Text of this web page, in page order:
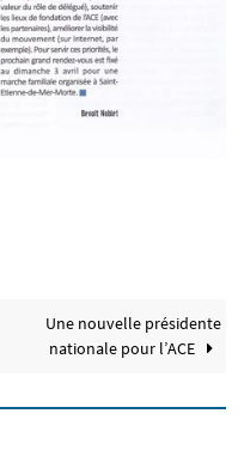
Une nouvelle présidente
nationale pour l’ACE